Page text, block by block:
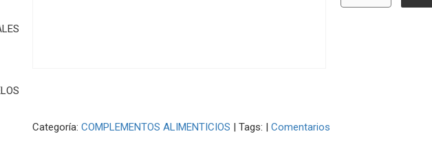
Categoría: COMPLEMENTOS ALIMENTICIOS | Tags: | Comentarios